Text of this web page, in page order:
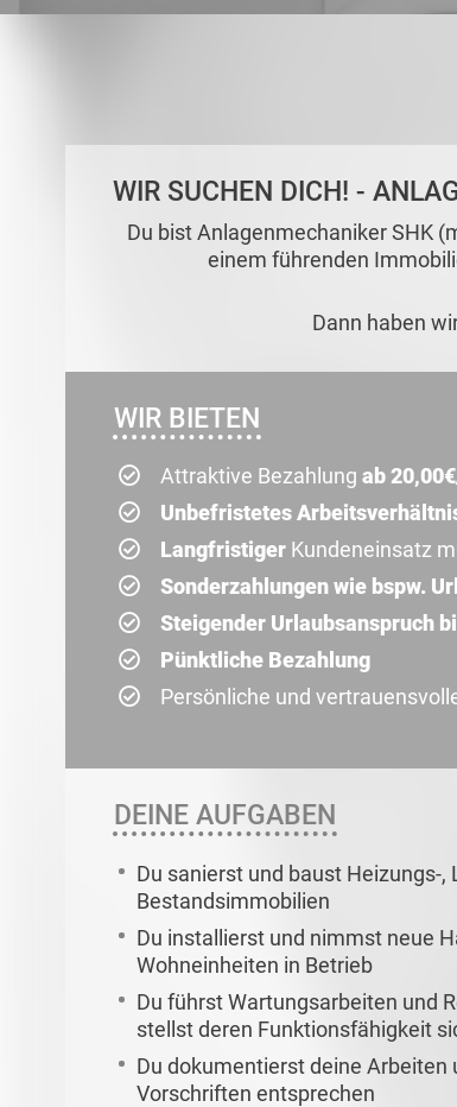
WIR SUCHEN DICH! -
Du bist Anlagenmechaniker SHK
einem führenden
Dann haben
WIR BIETEN
Attraktive Bezahlung ab
Unbefristetes
Langfristiger Kundeneinsatz
Sonderzahlungen wie bspw.
Steigender Urlaubsanspruch
Pünktliche Bezahlung
Persönliche und
DEINE AUFGABEN
Du sanierst und baust Heizungs-
Bestandsimmobilien
Du installierst und nimmst neue
Wohneinheiten in Betrieb
Du führst Wartungsarbeiten und
stellst deren Funktionsfähigkeit
Du dokumentierst deine Arbeiten
Vorschriften entsprechen